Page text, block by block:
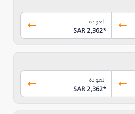
العودة
SAR 2,362*
العودة
SAR 2,362*